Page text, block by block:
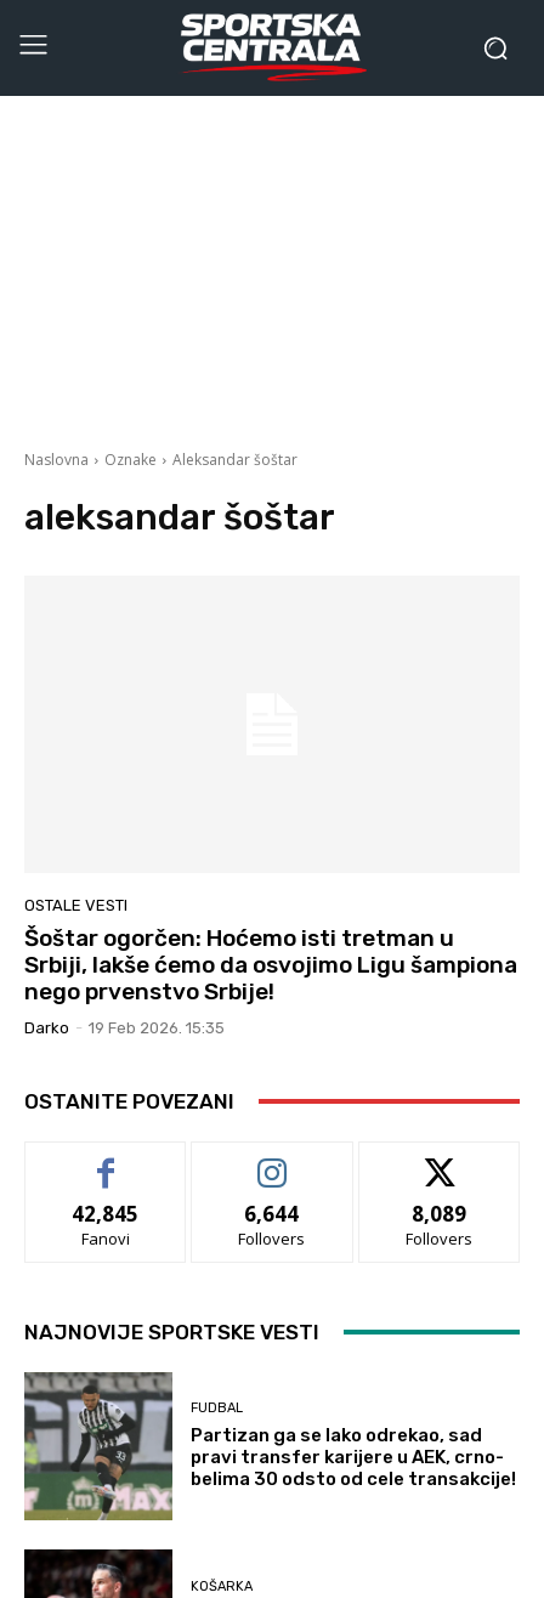
Naslovna Oznake Aleksandar šoštar
aleksandar šoštar
OSTALE VESTI
Šoštar ogorčen: Hoćemo isti tretman u
Srbiji, lakše ćemo da osvojimo Ligu šampiona
nego prvenstvo Srbije!
Darko - 19 Feb 2026. 15:35
OSTANITE POVEZANI
42,845
Fanovi
6,644
Follovers
8,089
Follovers
NAJNOVIJE SPORTSKE VESTI
FUDBAL
Partizan ga se lako odrekao, sad
pravi transfer karijere u AEK, crno-
belima 30 odsto od cele transakcije!
KOŠARKA